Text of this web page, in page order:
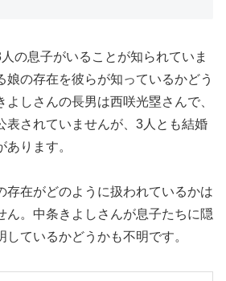
の息子がいることが知られていま
娘の存在を彼らが知っているかどう
しさんの長男は西咲光塁さんで、
表されていませんが、3人とも結婚
あります。
存在がどのように扱われているかは
ん。中条きよしさんが息子たちに隠
しているかどうかも不明です。